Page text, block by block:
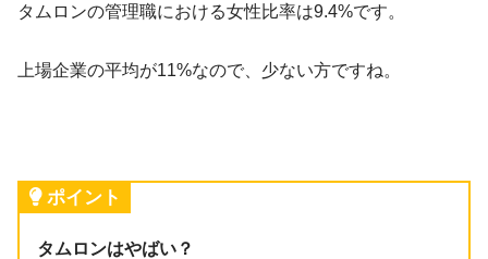
タムロンの管理職における女性比率は9.4%です。
上場企業の平均が11%なので、少ない方ですね。
ポイント
タムロンはやばい？